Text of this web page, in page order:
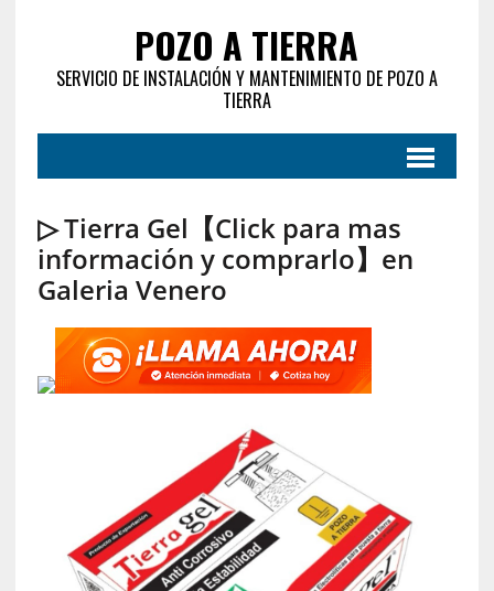
POZO A TIERRA
SERVICIO DE INSTALACIÓN Y MANTENIMIENTO DE POZO A
TIERRA
▷ Tierra Gel【Click para mas
información y comprarlo】en
Galeria Venero